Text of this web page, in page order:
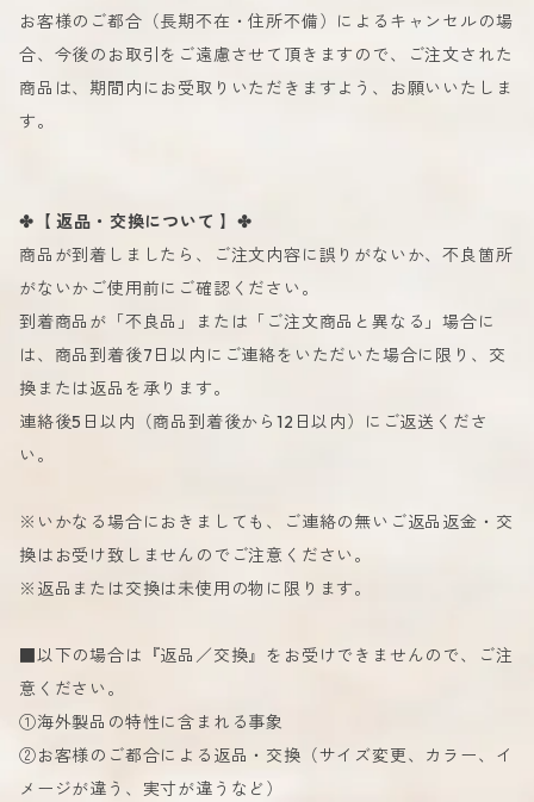
お客様のご都合（長期不在・住所不備）によるキャンセルの場
合、今後のお取引をご遠慮させて頂きますので、ご注文された
商品は、期間内にお受取りいただきますよう、お願いいたしま
す。
✤【 返品・交換について 】✤
商品が到着しましたら、ご注文内容に誤りがないか、不良箇所
がないかご使用前にご確認ください。
到着商品が「不良品」または「ご注文商品と異なる」場合に
は、商品到着後7日以内にご連絡をいただいた場合に限り、交
換または返品を承ります。
連絡後5日以内（商品到着後から12日以内）にご返送くださ
い。
※いかなる場合におきましても、ご連絡の無いご返品返金・交
換はお受け致しませんのでご注意ください。
※返品または交換は未使用の物に限ります。
■以下の場合は『返品／交換』をお受けできませんので、ご注
意ください。
①海外製品の特性に含まれる事象
②お客様のご都合による返品・交換（サイズ変更、カラー、イ
メージが違う、実寸が違うなど）